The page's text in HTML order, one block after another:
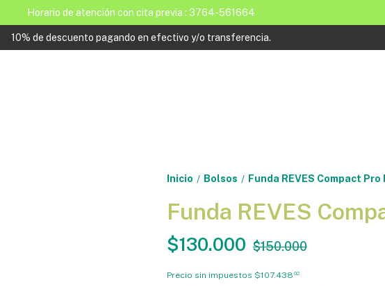
Horario de atención con cita previa : 3764-561664
10% de descuento pagando en efectivo y/o transferencia.
Inicio / Bolsos / Funda REVES Compact Pro
Funda REVES
$130.000 $150.000
Precio sin impuestos $107.438 02